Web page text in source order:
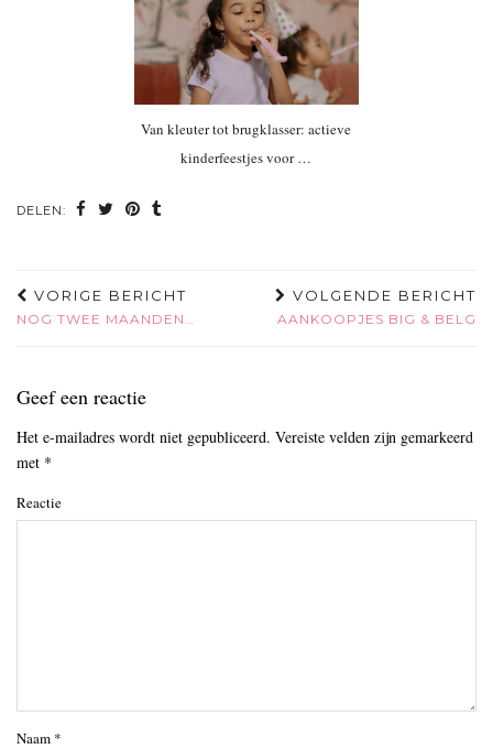
Van kleuter tot brugklasser: actieve
kinderfeestjes voor …
DELEN:
VORIGE BERICHT
NOG TWEE MAANDEN…
VOLGENDE BERICHT
AANKOOPJES BIG & BELG
Geef een reactie
Het e-mailadres wordt niet gepubliceerd. Vereiste velden zijn gemarkeerd
met *
Reactie
Naam *